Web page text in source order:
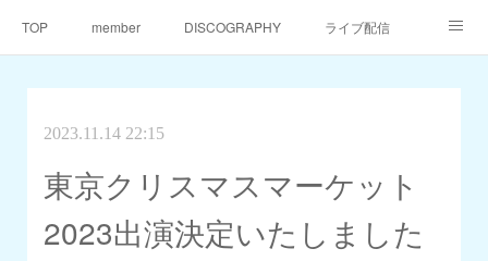
TOP member DISCOGRAPHY ライブ配信
2023.11.14 22:15
東京クリスマスマーケット
2023出演決定いたしました